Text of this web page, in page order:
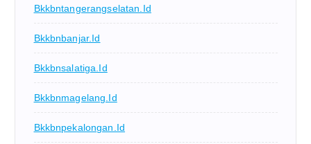
Bkkbntangerangselatan.id
Bkkbnbanjar.id
Bkkbnsalatiga.id
Bkkbnmagelang.id
Bkkbnpekalongan.id